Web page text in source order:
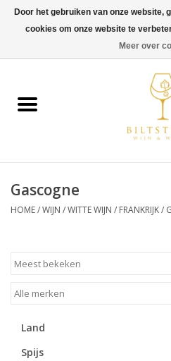
Wijn
Gin & Tonic
Gedestilleerd
Accessoires
Gascogne
HOME/WIJN /WITTE WIJN / FRANKRIJK/
Land
Spijs
Door het gebruiken van onze website,
cookies om onze website te
Meer over